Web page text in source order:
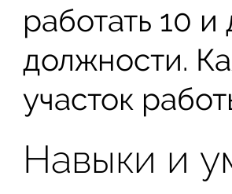
работать 10
должности.
участок
Навыки и